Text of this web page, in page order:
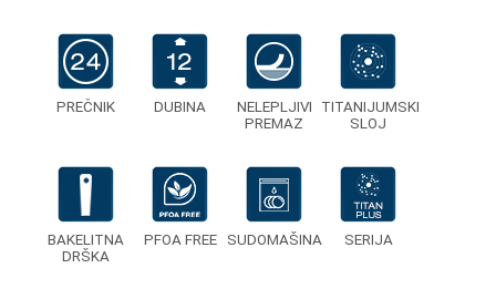
PREČNIK DUBINA
NELEPLJIVI
PREMAZ
TITANIJUMSKI
SLOJ
BAKELITNA
DRŠKA
PFOA FREE SUDOMAŠINA SERIJA